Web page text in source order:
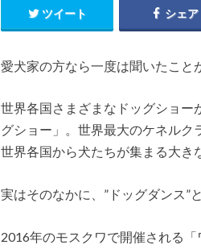
ツイート シェア
愛犬家の方なら一度は聞いたこと
世界各国さまざまなドッグショー
グショー」。世界最大のケネルク
世界各国から犬たちが集まる大き
実はそのなかに、”ドッグダンス”
2016年のモスクワで開催される